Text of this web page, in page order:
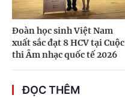
Đoàn học sinh Việt Nam
xuất sắc đạt 8 HCV tại Cuộc
thi Âm nhạc quốc tế 2026
ĐỌC THÊM